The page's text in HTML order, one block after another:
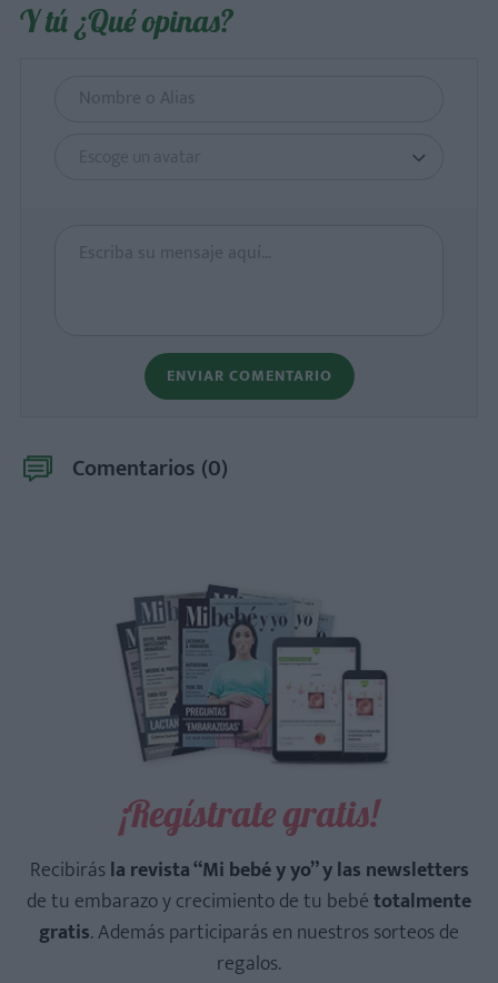
Y tú ¿Qué opinas?
Escoge un avatar
ENVIAR COMENTARIO
Comentarios (0)
¡Regístrate gratis!
Recibirásla revista “Mi bebé y yo” y las newsletters
de tu embarazo y crecimiento de tu bebétotalmente
gratis. Además participarás en nuestros sorteos de
regalos.